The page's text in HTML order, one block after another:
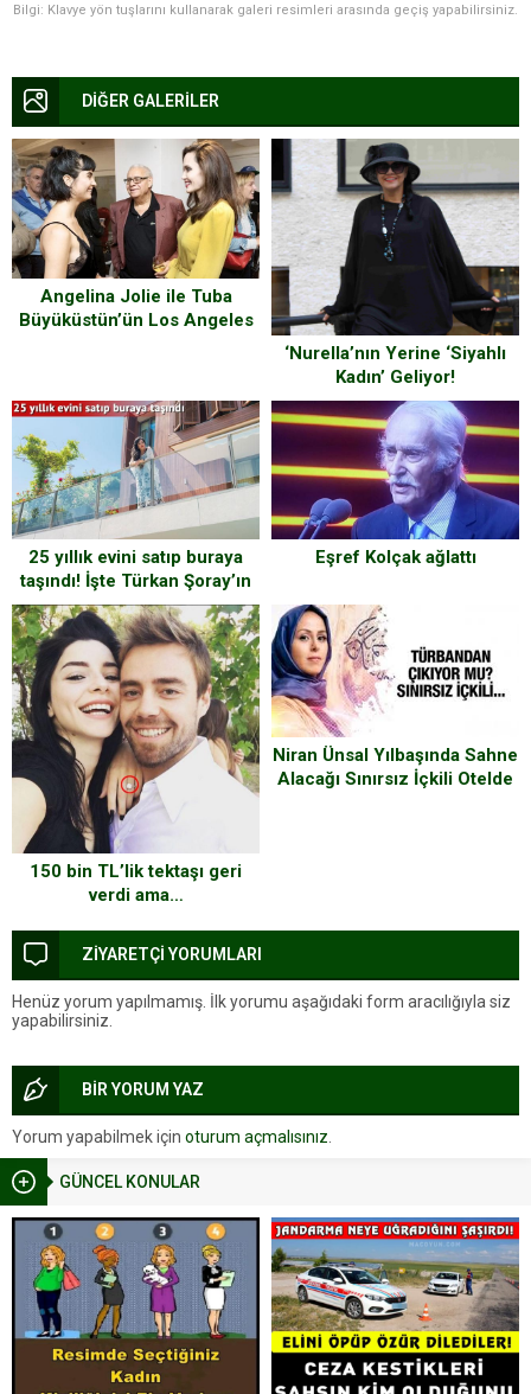
GÜNCEL KONULAR
Bilgi: Klavye yön tuşlarını kullanarak galeri resimleri arasında geçiş yapabilirsiniz.
DİĞER GALERİLER
Angelina Jolie ile Tuba
Büyüküstün’ün Los Angeles
‘Nurella’nın Yerine ‘Siyahlı
Kadın’ Geliyor!
25 yıllık evini satıp buraya
taşındı! İşte Türkan Şoray’ın
yeni sarayı
Eşref Kolçak ağlattı
150 bin TL’lik tektaşı geri
verdi ama…
Niran Ünsal Yılbaşında Sahne
Alacağı Sınırsız İçkili Otelde
ZİYARETÇİ YORUMLARI
Henüz yorum yapılmamış. İlk yorumu aşağıdaki form aracılığıyla siz
yapabilirsiniz.
BİR YORUM YAZ
Yorum yapabilmek için oturum açmalısınız